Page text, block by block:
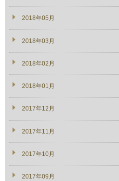
2018年05月
2018年03月
2018年02月
2018年01月
2017年12月
2017年11月
2017年10月
2017年09月